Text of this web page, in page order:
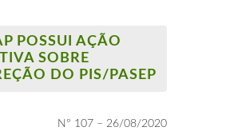
POSSUI AÇÃO
SOBRE
DO PIS/PASEP
Nº 107 – 26/08/2020